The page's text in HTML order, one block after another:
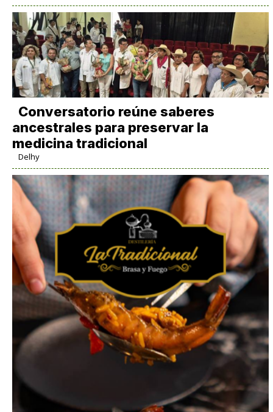
Conversatorio reúne saberes
ancestrales para preservar la
medicina tradicional
Delhy